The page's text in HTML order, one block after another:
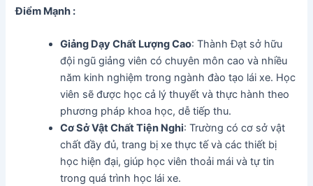
Điểm Mạnh :
Giảng Dạy Chất Lượng Cao: Thành Đạt sở hữu
đội ngũ giảng viên có chuyên môn cao và nhiều
năm kinh nghiệm trong ngành đào tạo lái xe. Học
viên sẽ được học cả lý thuyết và thực hành theo
phương pháp khoa học, dễ tiếp thu.
Cơ Sở Vật Chất Tiện Nghi: Trường có cơ sở vật
chất đầy đủ, trang bị xe thực tế và các thiết bị
học hiện đại, giúp học viên thoải mái và tự tin
trong quá trình học lái xe.